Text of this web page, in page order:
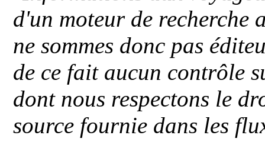
d'un moteur de recherche
ne sommes donc pas
de ce fait aucun contrôle
dont nous respectons le
source fournie dans les